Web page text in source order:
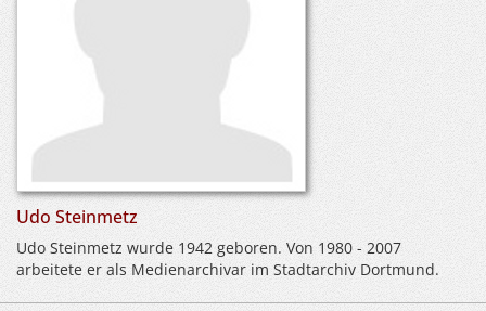
Udo Steinmetz
Udo Steinmetz wurde 1942 geboren. Von 1980 - 2007
arbeitete er als Medienarchivar im Stadtarchiv Dortmund.